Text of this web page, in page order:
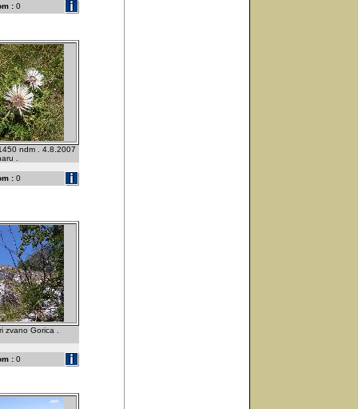
: 0
ndm . 4.8.2007
.
: 0
zvano Gorica .
: 0